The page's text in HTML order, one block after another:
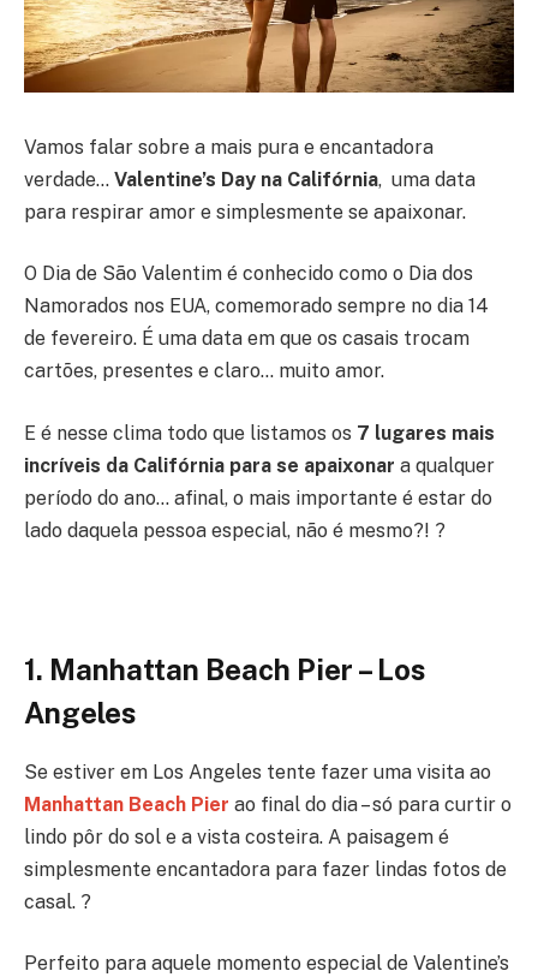
Vamos falar sobre a mais pura e encantadora
verdade… Valentine’s Day na Califórnia, uma data
para respirar amor e simplesmente se apaixonar.
O Dia de São Valentim é conhecido como o Dia dos
Namorados nos EUA, comemorado sempre no dia 14
de fevereiro. É uma data em que os casais trocam
cartões, presentes e claro… muito amor.
E é nesse clima todo que listamos os 7 lugares mais
incríveis da Califórnia para se apaixonar a qualquer
período do ano… afinal, o mais importante é estar do
lado daquela pessoa especial, não é mesmo?! ?
1. Manhattan Beach Pier – Los
Angeles
Se estiver em Los Angeles tente fazer uma visita ao
Manhattan Beach Pier ao final do dia – só para curtir o
lindo pôr do sol e a vista costeira. A paisagem é
simplesmente encantadora para fazer lindas fotos de
casal. ?
Perfeito para aquele momento especial de Valentine’s